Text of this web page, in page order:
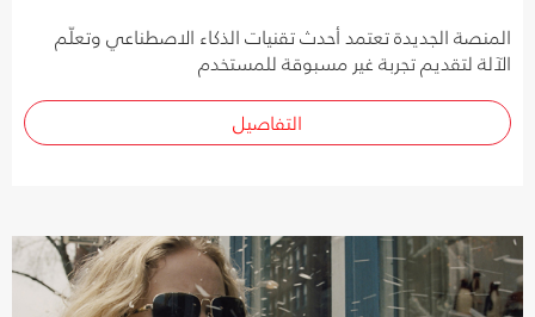
المنصة الجديدة تعتمد أحدث تقنيات الذكاء الاصطناعي وتعلّم
الآلة لتقديم تجربة غير مسبوقة للمستخدم
التفاصيل